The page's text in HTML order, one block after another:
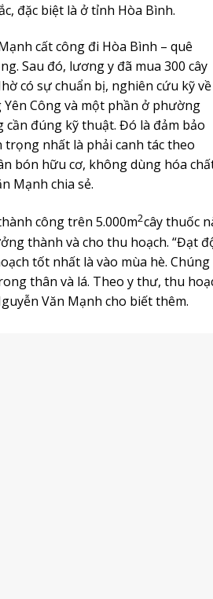
đặc biệt là ở tỉnh Hòa Bình.
cất công đi Hòa Bình – quê
Sau đó, lương y đã mua 300 cây
có sự chuẩn bị, nghiên cứu kỹ về
Công và một phần ở phường
cần đúng kỹ thuật. Đó là đảm bảo
trọng nhất là phải canh tác theo
bón hữu cơ, không dùng hóa
Mạnh chia sẻ.
công trên 5.000m2cây thuốc
thành và cho thu hoạch. “Đạt
tốt nhất là vào mùa hè.
thân và lá. Theo y thư, thu
Văn Mạnh cho biết thêm.